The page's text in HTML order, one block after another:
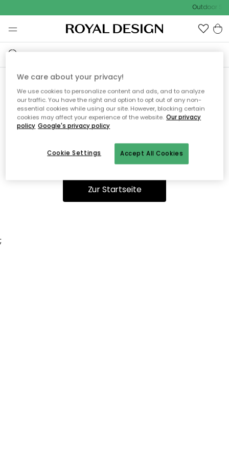
Outdoor
Ooops, die Seite wurde nicht
gefunden.
Sie können auf unserer Startseiteweiter navigieren.
Zur Startseite
;
We care about your privacy!
We use cookies to personalize content and ads, and to analyze
our traffic. You have the right and option to opt out of any non-
essential cookies while using our site. However, blocking certain
cookies may affect your experience of the website. Our privacy
policy Google's privacy policy
Accept All Cookies
Cookie Settings